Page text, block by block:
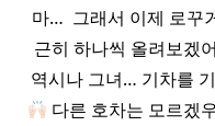
마… ​ 그래서 이제 로꾸
근히 하나씩 올려보겠
역시나 그녀… 기차를
다른 호차는 모르겠